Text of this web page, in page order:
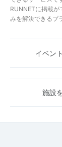
RUNNETに掲載が
みを解決できるプ
イベン
施設